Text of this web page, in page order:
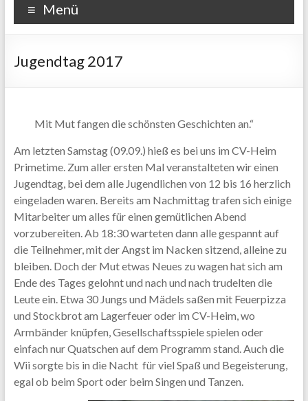
Menü
Jugendtag 2017
Mit Mut fangen die schönsten Geschichten an.“
Am letzten Samstag (09.09.) hieß es bei uns im CV-Heim
Primetime. Zum aller ersten Mal veranstalteten wir einen
Jugendtag, bei dem alle Jugendlichen von 12 bis 16 herzlich
eingeladen waren. Bereits am Nachmittag trafen sich einige
Mitarbeiter um alles für einen gemütlichen Abend
vorzubereiten. Ab 18:30 warteten dann alle gespannt auf
die Teilnehmer, mit der Angst im Nacken sitzend, alleine zu
bleiben. Doch der Mut etwas Neues zu wagen hat sich am
Ende des Tages gelohnt und nach und nach trudelten die
Leute ein. Etwa 30 Jungs und Mädels saßen mit Feuerpizza
und Stockbrot am Lagerfeuer oder im CV-Heim, wo
Armbänder knüpfen, Gesellschaftsspiele spielen oder
einfach nur Quatschen auf dem Programm stand. Auch die
Wii sorgte bis in die Nacht für viel Spaß und Begeisterung,
egal ob beim Sport oder beim Singen und Tanzen.